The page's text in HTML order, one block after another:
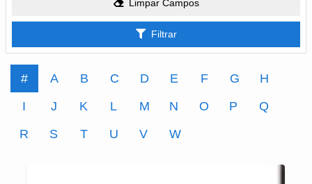
Limpar Campos
Filtrar
# A B C D E F G
H
I
J K L M N O P
Q
R
S T U V W